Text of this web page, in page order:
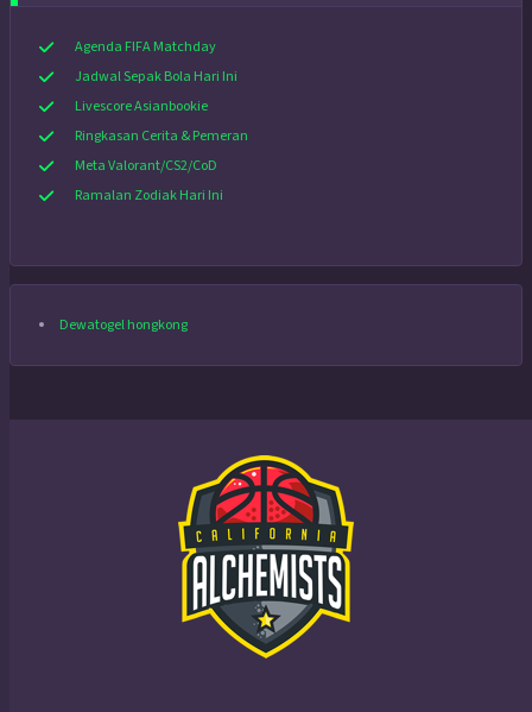
Agenda FIFA Matchday
Jadwal Sepak Bola Hari Ini
Livescore Asianbookie
Ringkasan Cerita & Pemeran
Meta Valorant/CS2/CoD
Ramalan Zodiak Hari Ini
Dewatogel hongkong